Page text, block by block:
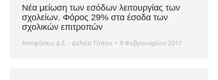
Νέα μείωση των εσόδων λειτουργίας των
σχολείων. Φόρος 29% στα έσοδα των
σχολικών επιτροπών
Αποφάσεις Δ.Σ. - Δελτία Τύπου 9 Φεβρουαρίου 2017